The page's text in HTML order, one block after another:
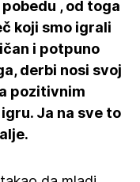
, od toga
koji smo igrali
i potpuno
derbi nosi svoj
pozitivnim
Ja na sve to